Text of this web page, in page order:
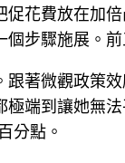
促花費放在加
個步驟施展。
跟著微觀政策
極端到讓她無
分點。